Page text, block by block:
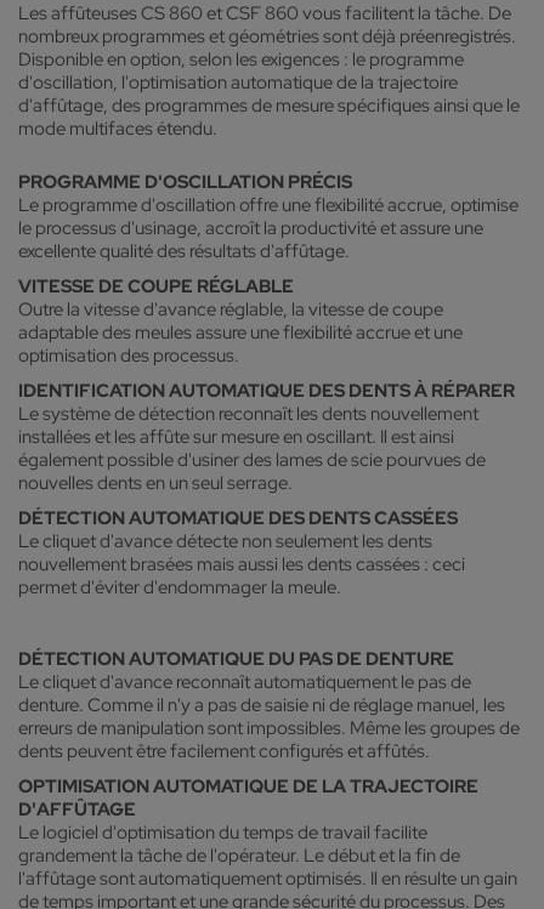
Les affûteuses CS 860 et CSF 860 vous facilitent la tâche. De
nombreux programmes et géométries sont déjà préenregistrés.
Disponible en option, selon les exigences : le programme
d'oscillation, l'optimisation automatique de la trajectoire
d'affûtage, des programmes de mesure spécifiques ainsi que le
mode multifaces étendu.
PROGRAMME D'OSCILLATION PRÉCIS
Le programme d'oscillation offre une flexibilité accrue, optimise
le processus d'usinage, accroît la productivité et assure une
excellente qualité des résultats d'affûtage.
VITESSE DE COUPE RÉGLABLE
Outre la vitesse d'avance réglable, la vitesse de coupe
adaptable des meules assure une flexibilité accrue et une
optimisation des processus.
IDENTIFICATION AUTOMATIQUE DES DENTS À RÉPARER
Le système de détection reconnaît les dents nouvellement
installées et les affûte sur mesure en oscillant. Il est ainsi
également possible d'usiner des lames de scie pourvues de
nouvelles dents en un seul serrage.
DÉTECTION AUTOMATIQUE DES DENTS CASSÉES
Le cliquet d'avance détecte non seulement les dents
nouvellement brasées mais aussi les dents cassées : ceci
permet d'éviter d'endommager la meule.
DÉTECTION AUTOMATIQUE DU PAS DE DENTURE
Le cliquet d'avance reconnaît automatiquement le pas de
denture. Comme il n'y a pas de saisie ni de réglage manuel, les
erreurs de manipulation sont impossibles. Même les groupes de
dents peuvent être facilement configurés et affûtés.
OPTIMISATION AUTOMATIQUE DE LA TRAJECTOIRE
D'AFFÛTAGE
Le logiciel d'optimisation du temps de travail facilite
grandement la tâche de l'opérateur. Le début et la fin de
l'affûtage sont automatiquement optimisés. Il en résulte un gain
de temps important et une grande sécurité du processus. Des